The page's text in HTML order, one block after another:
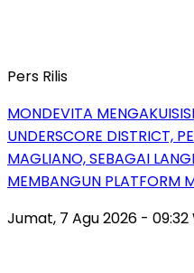
Pers Rilis
MONDEVITA
UNDERSCORE DISTRICT,
MAGLIANO, SEBAGAI
MEMBANGUN PLATFORM
Jumat, 7 Agu 2026 - 09:32